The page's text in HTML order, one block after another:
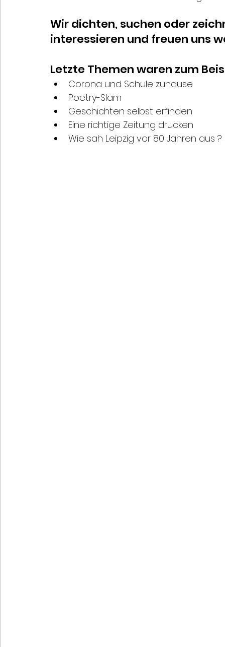
Wir dichten, suchen oder
interessieren und freuen uns
Letzte Themen waren zum
Corona und Schule zuhause
Poetry-Slam
Geschichten selbst erfinden
Eine richtige Zeitung drucken
Wie sah Leipzig vor 80 Jahren aus ?